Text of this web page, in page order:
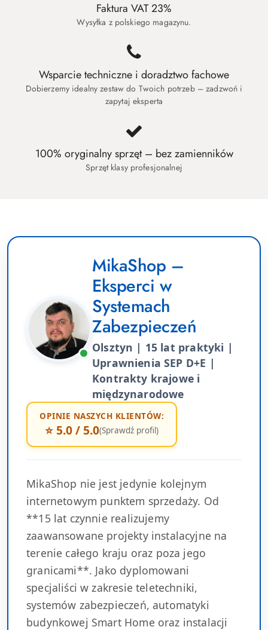
Faktura VAT 23%
Wysyłka z polskiego magazynu.
Wsparcie techniczne i doradztwo fachowe
Dobierzemy idealny zestaw do Twoich potrzeb – zadzwoń i
zapytaj eksperta
100% oryginalny sprzęt – bez zamienników
Sprzęt klasy profesjonalnej
MikaShop –
Eksperci w
Systemach
Zabezpieczeń
Olsztyn | 15 lat praktyki |
Uprawnienia SEP D+E |
Kontrakty krajowe i
międzynarodowe
OPINIE NASZYCH KLIENTÓW:
⭐ 5.0 / 5.0(Sprawdź profil)
MikaShop nie jest jedynie kolejnym
internetowym punktem sprzedaży. Od
**15 lat czynnie realizujemy
zaawansowane projekty instalacyjne na
terenie całego kraju oraz poza jego
granicami**. Jako dyplomowani
specjaliści w zakresie teletechniki,
systemów zabezpieczeń, automatyki
budynkowej Smart Home oraz instalacji